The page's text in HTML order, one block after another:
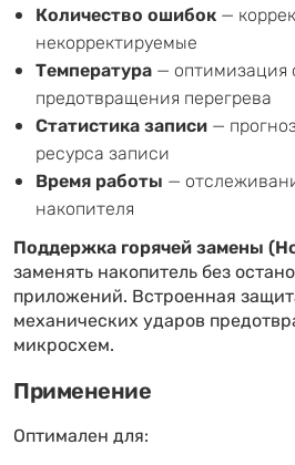
Количество ошибок —
некорректируемые
Температура — оптимизация
предотвращения перегрева
Статистика записи —
ресурса записи
Время работы —
накопителя
Поддержка горячей замены
заменять накопитель без
приложений. Встроенная
механических ударов
микросхем.
Применение
Оптимален для: